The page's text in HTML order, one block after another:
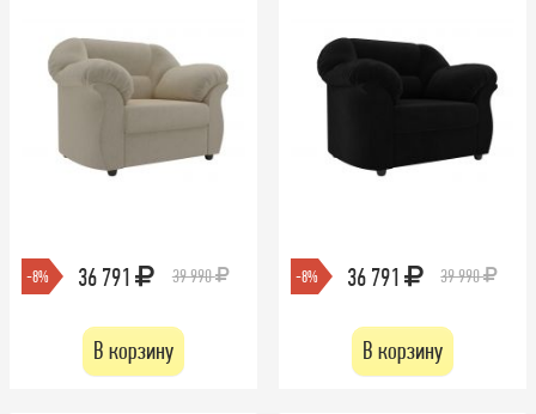
-8% 36 791 39 990
В корзину
-8% 36 791 39 990
В корзину